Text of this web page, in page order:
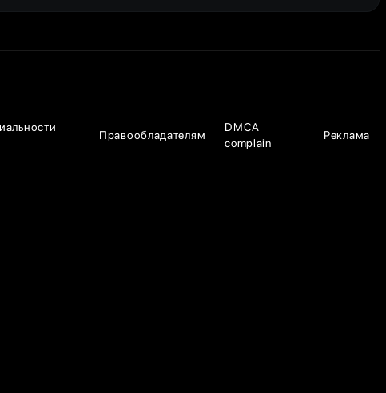
Правообладателям
DMCA
complain
Реклама